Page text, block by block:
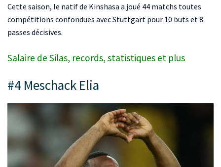
Cette saison, le natif de Kinshasa a joué 44 matchs toutes
compétitions confondues avec Stuttgart pour 10 buts et 8
passes décisives.
Salaire de Silas, records, statistiques et plus
#4 Meschack Elia